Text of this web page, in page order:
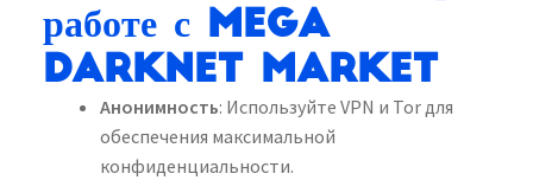
работе с Mega
Darknet Market
Анонимность: Используйте VPN и Tor для
обеспечения максимальной
конфиденциальности.